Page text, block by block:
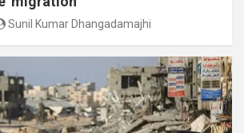
Sunil Kumar Dhangadamajhi